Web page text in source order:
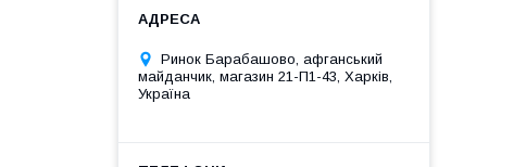
Ринок Барабашово, афганський
майданчик, магазин 21-П1-43, Харків,
Україна